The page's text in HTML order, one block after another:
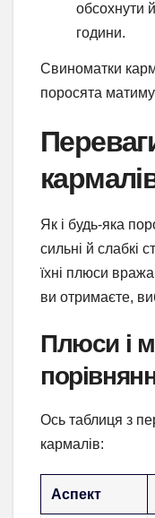
обсохнути
години.
Свиноматки
поросята
Як і будь-яка
сильні й слабкі
їхні плюси
ви отримаєте,
Плюси і
Ось таблиця з
кармалів:
Аспект